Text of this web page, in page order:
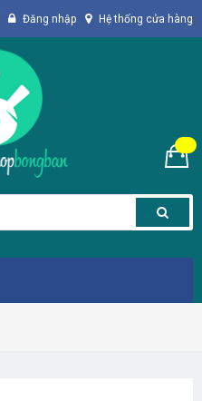
Đăng nhập Hệ thống cửa hàng